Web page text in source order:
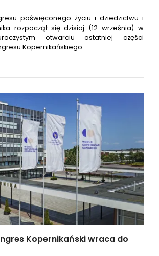
poświęconego życiu i dziedzictwu i
rozpoczął się dzisiaj (12 września) w
otwarciu ostatniej części
Kopernikańskiego…
Kopernikański wraca do